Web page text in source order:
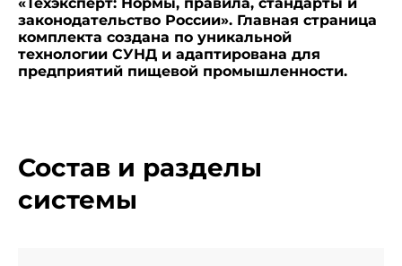
законодательство России». Главная страница
комплекта создана по уникальной
технологии СУНД и адаптирована для
предприятий пищевой промышленности.
Состав и разделы
системы